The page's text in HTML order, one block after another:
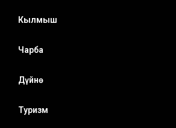
Кылмыш
Чарба
Дүйнө
Туризм